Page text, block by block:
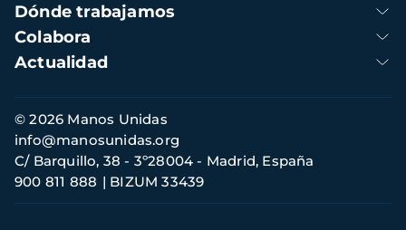
Dónde trabajamos
Colabora
Actualidad
Información
de
contacto
© 2026 Manos Unidas
C/ Barquillo, 38 - 3º28004 - Madrid, España
900 811 888
BIZUM 33439
info@manosunidas.org